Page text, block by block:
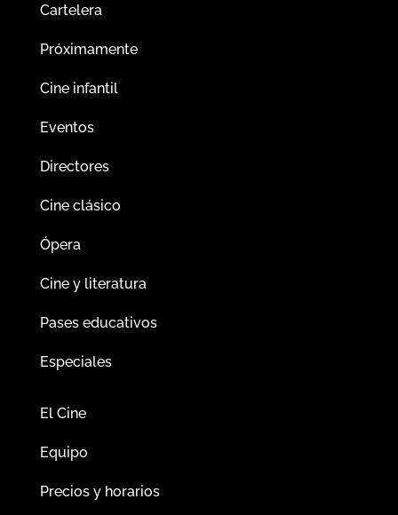
Cartelera
Próximamente
Cine infantil
Eventos
Directores
Cine clásico
Ópera
Cine y literatura
Pases educativos
Especiales
El Cine
Equipo
Precios y horarios